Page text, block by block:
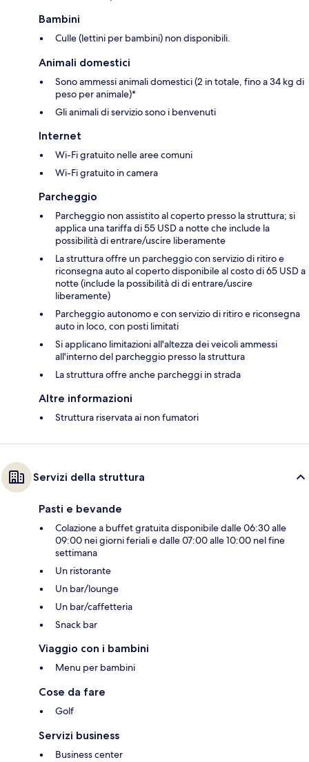
Bambini
Culle (lettini per bambini) non disponibili.
Animali domestici
Sono ammessi animali domestici (2 in totale, fino a 34 kg di
peso per animale)*
Gli animali di servizio sono i benvenuti
Internet
Wi-Fi gratuito nelle aree comuni
Wi-Fi gratuito in camera
Parcheggio
Parcheggio non assistito al coperto presso la struttura; si
applica una tariffa di 55 USD a notte che include la
possibilità di entrare/uscire liberamente
La struttura offre un parcheggio con servizio di ritiro e
riconsegna auto al coperto disponibile al costo di 65 USD a
notte (include la possibilità di di entrare/uscire
liberamente)
Parcheggio autonomo e con servizio di ritiro e riconsegna
auto in loco, con posti limitati
Si applicano limitazioni all'altezza dei veicoli ammessi
all'interno del parcheggio presso la struttura
La struttura offre anche parcheggi in strada
Altre informazioni
Struttura riservata ai non fumatori
Servizi della struttura
Pasti e bevande
Colazione a buffet gratuita disponibile dalle 06:30 alle
09:00 nei giorni feriali e dalle 07:00 alle 10:00 nel fine
settimana
Un ristorante
Un bar/lounge
Un bar/caffetteria
Snack bar
Viaggio con i bambini
Menu per bambini
Cose da fare
Golf
Servizi business
Business center